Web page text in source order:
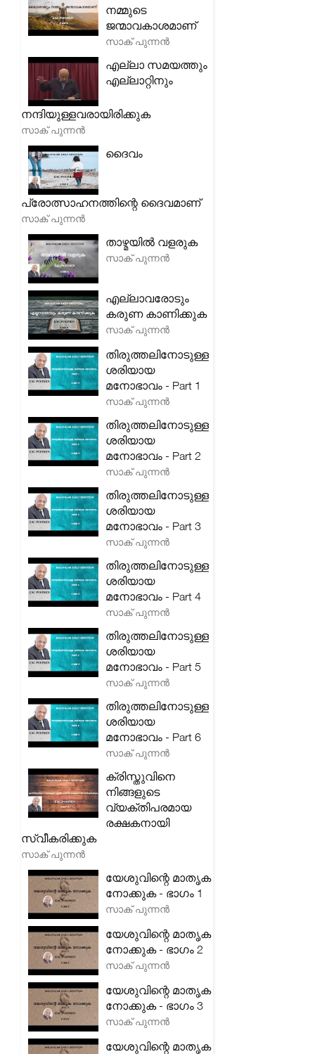
നമ്മുടെ
ജന്മാവകാശമാണ്
സാക് പുന്നൻ
എല്ലാ സമയത്തും
എല്ലാറ്റിനും
നന്ദിയുള്ളവരായിരിക്കുക
സാക് പുന്നൻ
ദൈവം
പ്രോത്സാഹനത്തിന്റെ ദൈവമാണ്
സാക് പുന്നൻ
താഴ്മയിൽ വളരുക
സാക് പുന്നൻ
എല്ലാവരോടും
കരുണ കാണിക്കുക
സാക് പുന്നൻ
തിരുത്തലിനോടുള്ള
ശരിയായ
മനോഭാവം - Part 1
സാക് പുന്നൻ
തിരുത്തലിനോടുള്ള
ശരിയായ
മനോഭാവം - Part 2
സാക് പുന്നൻ
തിരുത്തലിനോടുള്ള
ശരിയായ
മനോഭാവം - Part 3
സാക് പുന്നൻ
തിരുത്തലിനോടുള്ള
ശരിയായ
മനോഭാവം - Part 4
സാക് പുന്നൻ
തിരുത്തലിനോടുള്ള
ശരിയായ
മനോഭാവം - Part 5
സാക് പുന്നൻ
തിരുത്തലിനോടുള്ള
ശരിയായ
മനോഭാവം - Part 6
സാക് പുന്നൻ
ക്രിസ്തുവിനെ
നിങ്ങളുടെ
വ്യക്തിപരമായ
രക്ഷകനായി
സ്വീകരിക്കുക
സാക് പുന്നൻ
യേശുവിന്റെ മാതൃക
നോക്കുക - ഭാഗം 1
സാക് പുന്നൻ
യേശുവിന്റെ മാതൃക
നോക്കുക - ഭാഗം 2
സാക് പുന്നൻ
യേശുവിന്റെ മാതൃക
നോക്കുക - ഭാഗം 3
സാക് പുന്നൻ
യേശുവിന്റെ മാതൃക